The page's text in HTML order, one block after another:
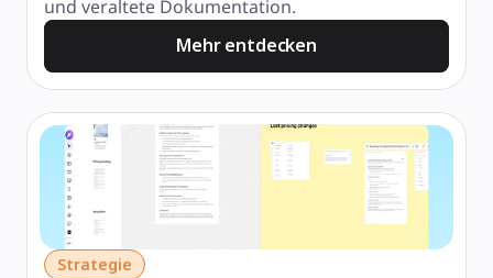
und veraltete Dokumentation.
Mehr entdecken
Strategie